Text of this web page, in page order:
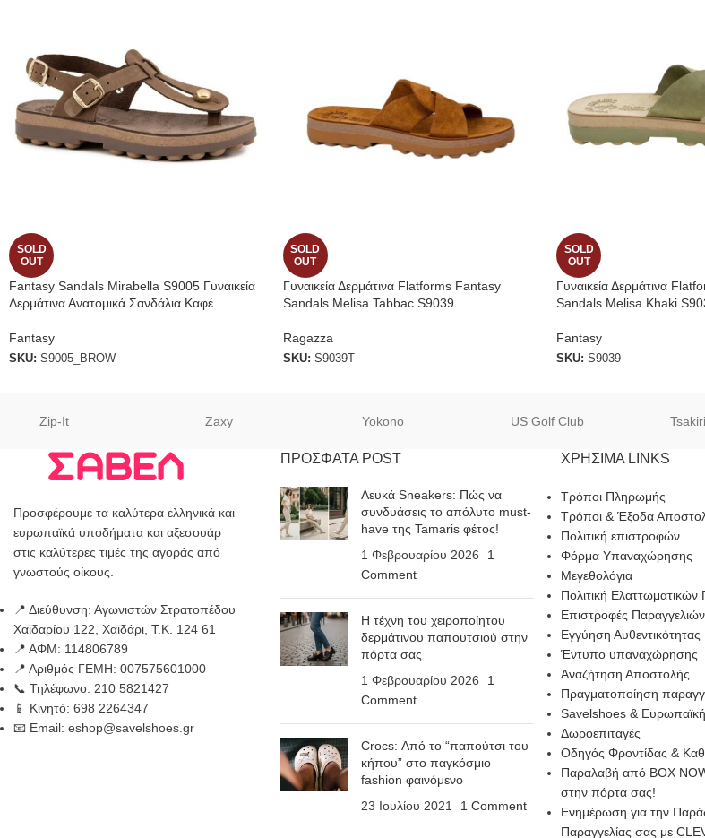
SOLD
OUT
Fantasy Sandals Mirabella S9005 Γυναικεία
Δερμάτινα Ανατομικά Σανδάλια Καφέ
Fantasy
SKU: S9005_BROW
SOLD
OUT
Γυναικεία Δερμάτινα Flatforms Fantasy
Sandals Melisa Tabbac S9039
Ragazza
SKU: S9039T
SOLD
OUT
Γυναικεία Δερμάτινα
Sandals Melisa Khaki
Fantasy
SKU: S9039
Zip-It Zaxy Yokono US Golf Club
Προσφέρουμε τα καλύτερα ελληνικά και
ευρωπαϊκά υποδήματα και αξεσουάρ
στις καλύτερες τιμές της αγοράς από
γνωστούς οίκους.
📍 Διεύθυνση: Αγωνιστών Στρατοπέδου
Χαϊδαρίου 122, Χαϊδάρι, Τ.Κ. 124 61
📍 ΑΦΜ: 114806789
📍 Αριθμός ΓΕΜΗ: 007575601000
📞 Τηλέφωνο: 210 5821427
📱 Κινητό: 698 2264347
📧 Email: eshop@savelshoes.gr
ΠΡΟΣΦΑΤΑ POST
Λευκά Sneakers: Πώς να
συνδυάσεις το απόλυτο must-
have της Tamaris φέτος!
1 Φεβρουαρίου 2026
1
Comment
Η τέχνη του χειροποίητου
δερμάτινου παπουτσιού στην
πόρτα σας
1 Φεβρουαρίου 2026
1
Comment
Crocs: Από το “παπούτσι του
κήπου” στο παγκόσμιο
fashion φαινόμενο
23 Ιουλίου 2021
1 Comment
ΧΡΗΣΙΜΑ LINKS
Τρόποι Πληρωμής
Τρόποι & Έξοδα
Πολιτική επιστροφών
Φόρμα Υπαναχώρησης
Μεγεθολόγια
Πολιτική Ελαττωματικών
Επιστροφές
Εγγύηση
Έντυπο υπαναχώρησης
Αναζήτηση Αποστολής
Πραγματοποίηση
Savelshoes &
Δωροεπιταγές
Οδηγός Φροντίδας &
Παραλαβή από BOX
στην πόρτα σας!
Ενημέρωση για την
Παραγγελίας σας με